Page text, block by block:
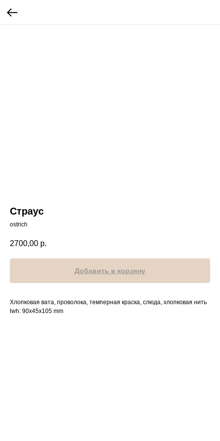
Страус
ostrich
2700,00 р.
Добавить в корзину
Хлопковая вата, проволока, темперная краска, слюда, хлопковая нить
lwh: 90x45x105 mm